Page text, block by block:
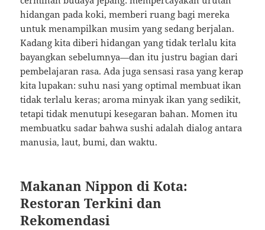
hidangan pada koki, memberi ruang bagi mereka
untuk menampilkan musim yang sedang berjalan.
Kadang kita diberi hidangan yang tidak terlalu kita
bayangkan sebelumnya—dan itu justru bagian dari
pembelajaran rasa. Ada juga sensasi rasa yang kerap
kita lupakan: suhu nasi yang optimal membuat ikan
tidak terlalu keras; aroma minyak ikan yang sedikit,
tetapi tidak menutupi kesegaran bahan. Momen itu
membuatku sadar bahwa sushi adalah dialog antara
manusia, laut, bumi, dan waktu.
Makanan Nippon di Kota:
Restoran Terkini dan
Rekomendasi